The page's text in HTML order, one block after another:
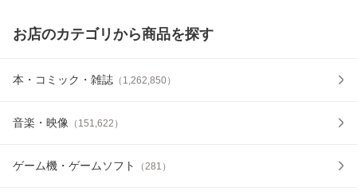
お店のカテゴリから商品を探す
本・コミック・雑誌 （ 1,262,850）
音楽・映像 （ 151,622 ）
ゲーム機・ゲームソフト （281 ）